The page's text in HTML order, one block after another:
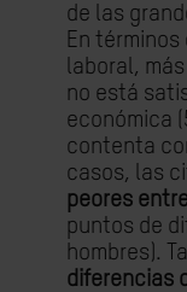
de las
En
laboral,
no está
económica
contenta
casos, las
peores
puntos de
hombres).
diferencias